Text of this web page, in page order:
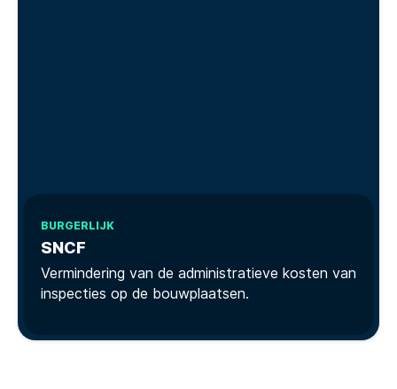
BURGERLIJK
SNCF
Vermindering van de administratieve kosten van
inspecties op de bouwplaatsen.